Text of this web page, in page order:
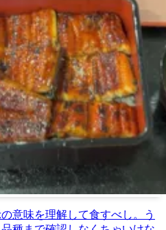
意味を理解して食すべし。う